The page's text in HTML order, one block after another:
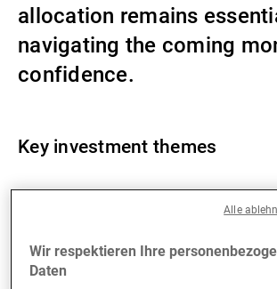
Externe
Nachrichten und Insights
Kontakte
allocation remains
navigating the coming
confidence.
Key investment themes
Renewed preference for US
Wir respektieren Ihre
Daten
Alle